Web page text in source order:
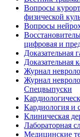
Вопросы
физической
Вопросы
цифровая и
Доказательная
Доказательная
Журнал
Журнал
Спецвыпуски
Кардиология и
Клиническая
Лабораторная
Медицинские